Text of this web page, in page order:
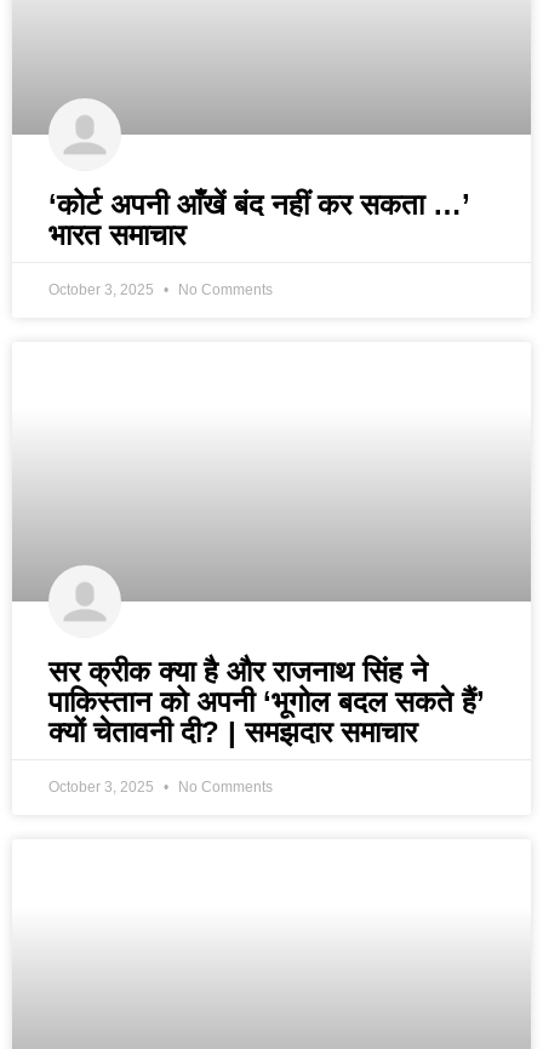
‘कोर्ट अपनी आँखें बंद नहीं कर सकता …’
भारत समाचार
October 3, 2025 No Comments
सर क्रीक क्या है और राजनाथ सिंह ने
पाकिस्तान को अपनी ‘भूगोल बदल सकते हैं’
क्यों चेतावनी दी? | समझदार समाचार
October 3, 2025 No Comments